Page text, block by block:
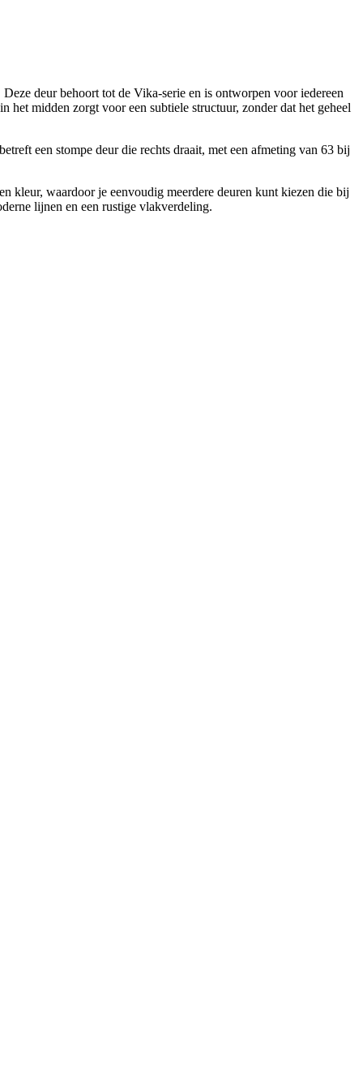
deur behoort tot de Vika-serie en is ontworpen voor iedereen
midden zorgt voor een subtiele structuur, zonder dat het geheel
een stompe deur die rechts draait, met een afmeting van 63 bij
kleur, waardoor je eenvoudig meerdere deuren kunt kiezen die bij
lijnen en een rustige vlakverdeling.